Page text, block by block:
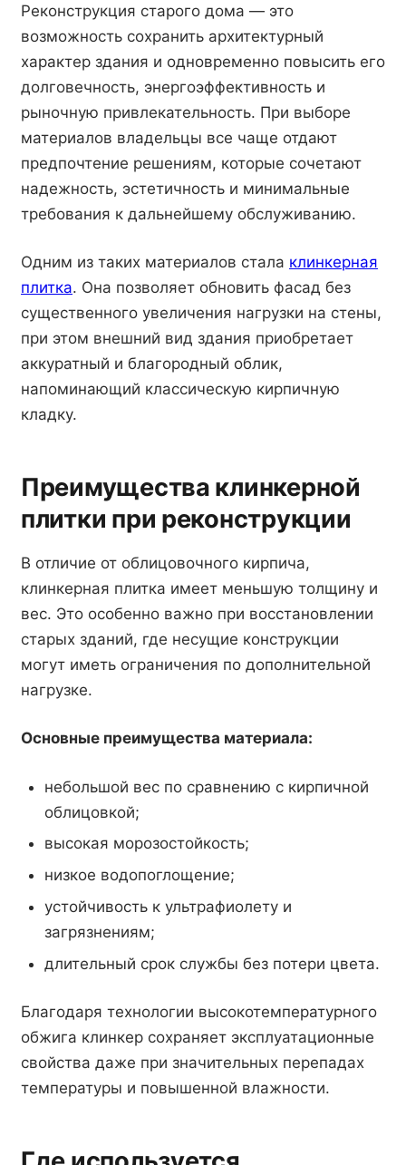
Реконструкция старого дома — это
возможность сохранить архитектурный
характер здания и одновременно повысить его
долговечность, энергоэффективность и
рыночную привлекательность. При выборе
материалов владельцы все чаще отдают
предпочтение решениям, которые сочетают
надежность, эстетичность и минимальные
требования к дальнейшему обслуживанию.
Одним из таких материалов стала клинкерная
плитка. Она позволяет обновить фасад без
существенного увеличения нагрузки на стены,
при этом внешний вид здания приобретает
аккуратный и благородный облик,
напоминающий классическую кирпичную
кладку.
Преимущества клинкерной
плитки при реконструкции
В отличие от облицовочного кирпича,
клинкерная плитка имеет меньшую толщину и
вес. Это особенно важно при восстановлении
старых зданий, где несущие конструкции
могут иметь ограничения по дополнительной
нагрузке.
Основные преимущества материала:
небольшой вес по сравнению с кирпичной
облицовкой;
высокая морозостойкость;
низкое водопоглощение;
устойчивость к ультрафиолету и
загрязнениям;
длительный срок службы без потери цвета.
Благодаря технологии высокотемпературного
обжига клинкер сохраняет эксплуатационные
свойства даже при значительных перепадах
температуры и повышенной влажности.